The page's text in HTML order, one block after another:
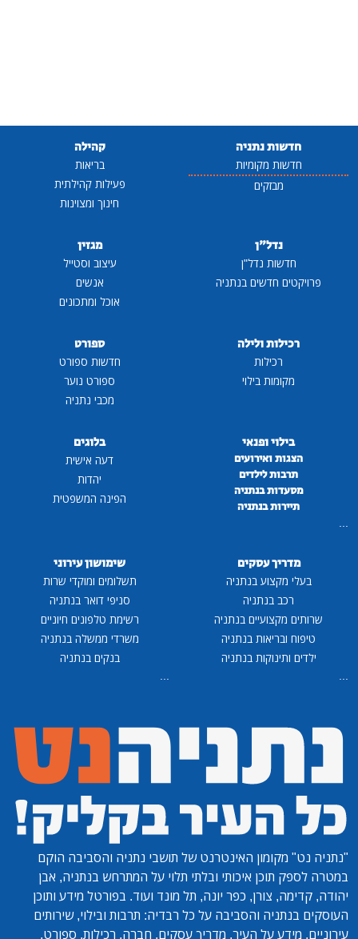
חדשות נתניה
חדשות מקומיות
מבזקים
קהילה
בריאות
פעילות קהילתית
חינוך ומצוינות
נדל"ן
חדשות נדל"ן
פרויקטים חדשים בנתניה
מגזין
עיצוב וסטייל
אנשים
אוכל ומתכונים
רכילות ולילה
רכילות
מקומות בילוי
ספורט
חדשות ספורט
ספורט נוער
מכבי נתניה
בילוי ופנאי
הצגות ואירועים
תרבות לילדים
מסעדות בנתניה
תיירות בנתניה
...
בלוגים
דעה אישית
יהדות
הפינה המשפטית
מדריך עסקים
בעלי מקצוע בנתניה
רכב בנתניה
שרותים מקצועיים בנתניה
טיפוח ובריאות בנתניה
ילדים ותינוקות בנתניה
...
שימושון עירוני
תשלומים ומוקדי שרות
סניפי דואר בנתניה
רשימת טלפונים חיוניים
משרדי ממשלה בנתניה
בנקים בנתניה
...
"נתניה נט" מקומון האינטרנט של תושבי נתניה והסביבה הוקם
במטרה לספק תוכן איכותי ובלתי תלוי על המתרחש בנתניה, אבן
יהודה, קדימה, צורן, כפר יונה, תל מונד ועוד. בפורטל מידע ותוכן
העוסקים בנתניה והסביבה על כל רבדיה: תרבות ובילוי, שירותים
עירוניים, מידע על העיר, מדריך עסקים, חברה, רכילות, ספורט,